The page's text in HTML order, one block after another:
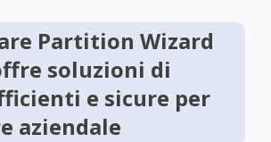
Partition Wizard
soluzioni di
e sicure per
aziendale